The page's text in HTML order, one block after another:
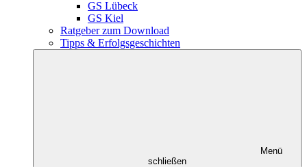
GS Lübeck
GS Kiel
Ratgeber zum Download
Tipps & Erfolgsgeschichten
Menü
schließen